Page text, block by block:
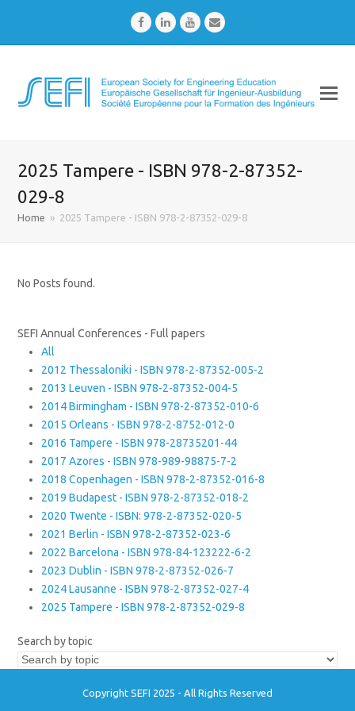
FacebookLinkedInYoutubeEmail
2025 Tampere - ISBN 978-2-87352-
029-8
Home » 2025 Tampere - ISBN 978-2-87352-029-8
No Posts found.
SEFI Annual Conferences - Full papers
All
2012 Thessaloniki - ISBN 978-2-87352-005-2
2013 Leuven - ISBN 978-2-87352-004-5
2014 Birmingham - ISBN 978-2-87352-010-6
2015 Orleans - ISBN 978-2-8752-012-0
2016 Tampere - ISBN 978-28735201-44
2017 Azores - ISBN 978-989-98875-7-2
2018 Copenhagen - ISBN 978-2-87352-016-8
2019 Budapest - ISBN 978-2-87352-018-2
2020 Twente - ISBN: 978-2-87352-020-5
2021 Berlin - ISBN 978-2-87352-023-6
2022 Barcelona - ISBN 978-84-123222-6-2
2023 Dublin - ISBN 978-2-87352-026-7
2024 Lausanne - ISBN 978-2-87352-027-4
2025 Tampere - ISBN 978-2-87352-029-8
Search by topic
Copyright SEFI 2025 - All Rights Reserved